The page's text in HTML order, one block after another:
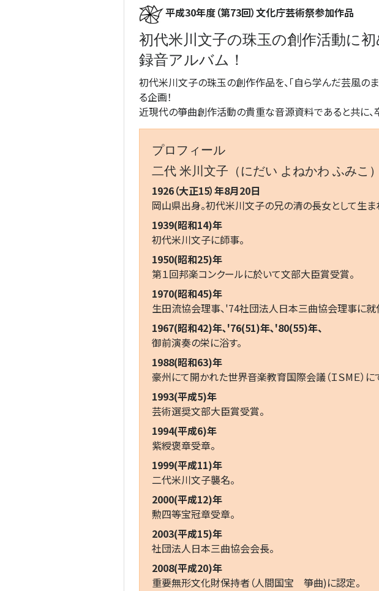
平成30年度（第73回）文化庁芸術祭参加作品
初代米川文子の珠玉の創作活動に
録音アルバム！
初代米川文子の珠玉の創作作品を、「自ら学んだ芸風の
る企画！
近現代の箏曲創作活動の貴重な音源資料であると共に、
プロフィール
二代 米川文子（にだい よねかわ ふみこ）
1926（大正15）年8月20日
岡山県出身。初代米川文子の兄の清の長女として生ま
1939(昭和14)年
初代米川文子に師事。
1950(昭和25)年
第１回邦楽コンクールに於いて文部大臣賞受賞。
1970(昭和45)年
生田流協会理事、'74社団法人日本三曲協会理事に就
1967(昭和42)年､'76(51)年､'80(55)年、
御前演奏の栄に浴す。
1988(昭和63)年
豪州にて開かれた世界音楽教育国際会議（ＩＳМＥ）に
1993(平成5)年
芸術選奨文部大臣賞受賞。
1994(平成6)年
紫綬褒章受章。
1999(平成11)年
二代米川文子襲名。
2000(平成12)年
勲四等宝冠章受章。
2003(平成15)年
社団法人日本三曲協会会長。
2008(平成20)年
重要無形文化財保持者（人間国宝 箏曲)に認定。